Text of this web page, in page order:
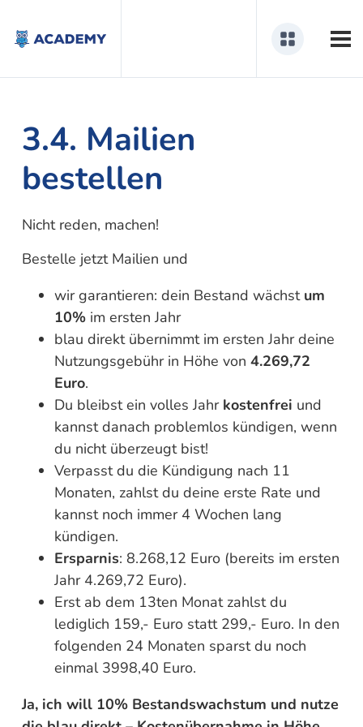
3.4. Mailien
bestellen
Nicht reden, machen!
Bestelle jetzt Mailien und
wir garantieren: dein Bestand wächst um
10% im ersten Jahr
blau direkt übernimmt im ersten Jahr deine
Nutzungsgebühr in Höhe von 4.269,72
Euro.
Du bleibst ein volles Jahr kostenfrei und
kannst danach problemlos kündigen, wenn
du nicht überzeugt bist!
Verpasst du die Kündigung nach 11
Monaten, zahlst du deine erste Rate und
kannst noch immer 4 Wochen lang
kündigen.
Ersparnis: 8.268,12 Euro (bereits im ersten
Jahr 4.269,72 Euro).
Erst ab dem 13ten Monat zahlst du
lediglich 159,- Euro statt 299,- Euro. In den
folgenden 24 Monaten sparst du noch
einmal 3998,40 Euro.
Ja, ich will 10% Bestandswachstum und nutze